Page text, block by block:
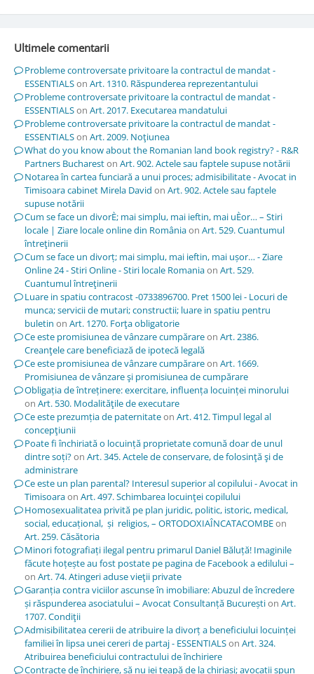
Ultimele comentarii
Probleme controversate privitoare la contractul de mandat -
ESSENTIALSon Art. 1310. Răspunderea reprezentantului
Probleme controversate privitoare la contractul de mandat -
ESSENTIALSon Art. 2017. Executarea mandatului
Probleme controversate privitoare la contractul de mandat -
ESSENTIALSon Art. 2009. Noţiunea
What do you know about the Romanian land book registry? - R&R
Partners Buchareston Art. 902. Actele sau faptele supuse notării
Notarea în cartea funciară a unui proces; admisibilitate - Avocat in
Timisoara cabinet Mirela David on Art. 902. Actele sau faptele
supuse notării
Cum se face un divorÈ; mai simplu, mai ieftin, mai uÈor… – Stiri
locale | Ziare locale online din Româniaon Art. 529. Cuantumul
întreţinerii
Cum se face un divorț; mai simplu, mai ieftin, mai ușor… - Ziare
Online 24 - Stiri Online - Stiri locale Romaniaon Art. 529.
Cuantumul întreţinerii
Luare in spatiu contracost -0733896700. Pret 1500 lei - Locuri de
munca; servicii de mutari; constructii; luare in spatiu pentru
buletin on Art. 1270. Forţa obligatorie
Ce este promisiunea de vânzare cumpărareon Art. 2386.
Creanţele care beneficiază de ipotecă legală
Ce este promisiunea de vânzare cumpărareon Art. 1669.
Promisiunea de vânzare şi promisiunea de cumpărare
Obligația de întreținere: exercitare, influența locuinței minorului
on Art. 530. Modalităţile de executare
Ce este prezumția de paternitateon Art. 412. Timpul legal al
concepţiunii
Poate fi închiriată o locuință proprietate comună doar de unul
dintre soți?on Art. 345. Actele de conservare, de folosinţă şi de
administrare
Ce este un plan parental? Interesul superior al copilului - Avocat in
Timisoaraon Art. 497. Schimbarea locuinţei copilului
Homosexualitatea privită pe plan juridic, politic, istoric, medical,
social, educațional, și religios, – ORTODOXIAÎNCATACOMBEon
Art. 259. Căsătoria
Minori fotografiați ilegal pentru primarul Daniel Băluță! Imaginile
făcute hoțește au fost postate pe pagina de Facebook a edilului –
on Art. 74. Atingeri aduse vieţii private
Garanția contra viciilor ascunse în imobiliare: Abuzul de încredere
și răspunderea asociatului – Avocat Consultanță Bucureștion Art.
1707. Condiţii
Admisibilitatea cererii de atribuire la divorț a beneficiului locuinței
familiei în lipsa unei cereri de partaj - ESSENTIALSon Art. 324.
Atribuirea beneficiului contractului de închiriere
Contracte de închiriere, să nu iei țeapă de la chiriași; avocații spun